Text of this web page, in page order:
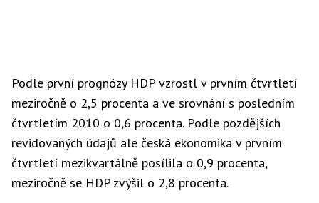
Podle první prognózy HDP vzrostl v prvním čtvrtletí
meziročně o 2,5 procenta a ve srovnání s posledním
čtvrtletím 2010 o 0,6 procenta. Podle pozdějších
revidovaných údajů ale česká ekonomika v prvním
čtvrtletí mezikvartálně posílila o 0,9 procenta,
meziročně se HDP zvýšil o 2,8 procenta.